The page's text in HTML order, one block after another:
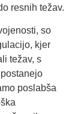
resnih težav.
so
kjer
težav, s
poslabša